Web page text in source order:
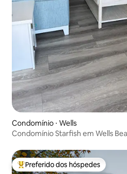
Condomínio ⋅ Wells
Condomínio Starfish em Wells
Entre os melhores preferidos dos
Preferido dos hóspedes